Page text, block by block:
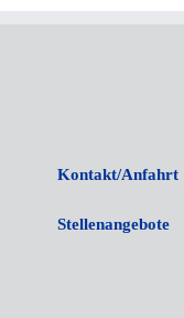
Kontakt/Anfahrt
Stellenangebote